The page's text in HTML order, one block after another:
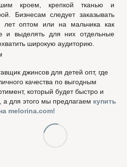
кроем, крепкой тканью и
Бизнесам следует заказывать
оптом или на мальчика как
и выделять для них отдельные
широкую аудиторию.
джинсов для детей опт, где
качества по выгодным
который будет быстро и
для этого мы предлагаем купить
melorina.com!